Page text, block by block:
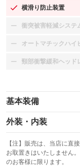
横滑り防止装置
：装備あり
衝突被害軽減システ
：装備なし
オートマチックハイ
：装備なし
頸部衝撃緩和ヘッド
：装備なし
基本装備
エアバッグ：運転席/
：装備あり
：装備なし
サンルーフ
：装備なし
外装・内装
カーナビ：HDDナビ
：装備あり
TV：フルセグ
：装備あり
【注】販売は、当店に直
お取置きはいたしません
のお客様に限ります。